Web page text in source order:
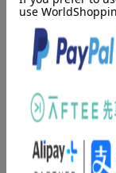
ンサルタントが詳
第1章 国家資格キ
第2章 自立する準
第3章 公共関連ビ
第4章 セルフ・キ
第5章 現場で活躍
第6章 キャリアコ
内容紹介（「
かつて民間資格で
６年から国家資格